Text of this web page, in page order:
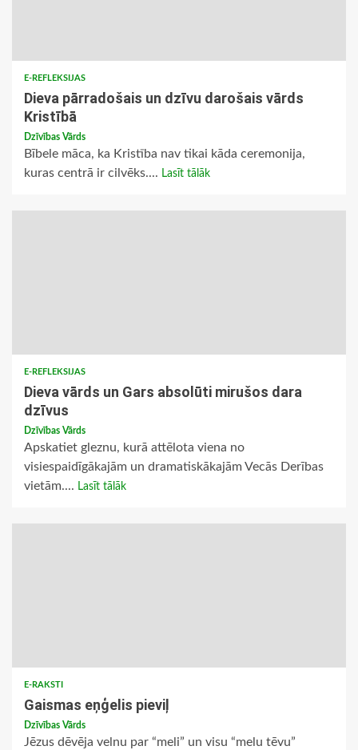
E-REFLEKSIJAS
Dieva pārradošais un dzīvu darošais vārds
Kristībā
Dzīvības Vārds
Bībele māca, ka Kristība nav tikai kāda ceremonija,
kuras centrā ir cilvēks.... Lasīt tālāk
E-REFLEKSIJAS
Dieva vārds un Gars absolūti mirušos dara
dzīvus
Dzīvības Vārds
Apskatiet gleznu, kurā attēlota viena no
visiespaidīgākajām un dramatiskākajām Vecās Derības
vietām.... Lasīt tālāk
E-RAKSTI
Gaismas eņģelis pieviļ
Dzīvības Vārds
Jēzus dēvēja velnu par “meli” un visu “melu tēvu”